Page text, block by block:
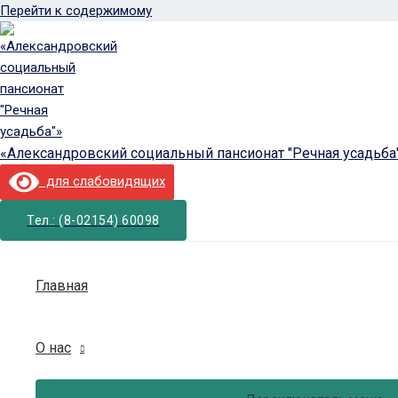
Перейти к содержимому
«Александровский социальный пансионат "Речная
для слабовидящих
Тел.: (8-02154) 60098
Главная
О нас